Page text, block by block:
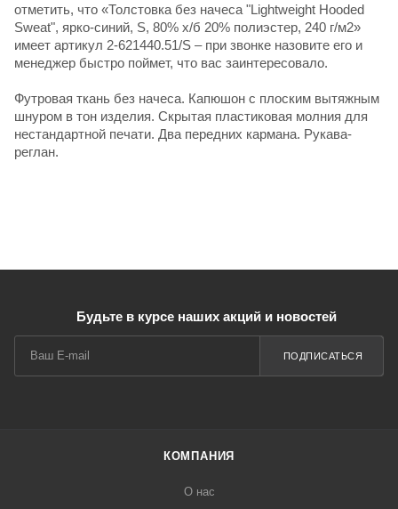
отметить, что «Толстовка без начеса "Lightweight Hooded
Sweat", ярко-синий, S, 80% х/б 20% полиэстер, 240 г/м2»
имеет артикул 2-621440.51/S – при звонке назовите его и
менеджер быстро поймет, что вас заинтересовало.
Футровая ткань без начеса. Капюшон с плоским вытяжным
шнуром в тон изделия. Скрытая пластиковая молния для
нестандартной печати. Два передних кармана. Рукава-
реглан.
Будьте в курсе наших акций и новостей
ПОДПИСАТЬСЯ
КОМПАНИЯ
О нас